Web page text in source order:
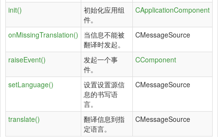
init()
初始化应用组
件。
CApplicationComponent
onMissingTranslation()
当信息不能被
翻译时发起。
CMessageSource
raiseEvent()
发起一个事
件。
CComponent
setLanguage()
设置设置源信
息的书写语
言。
CMessageSource
translate()
翻译信息到指
定语言。
CMessageSource